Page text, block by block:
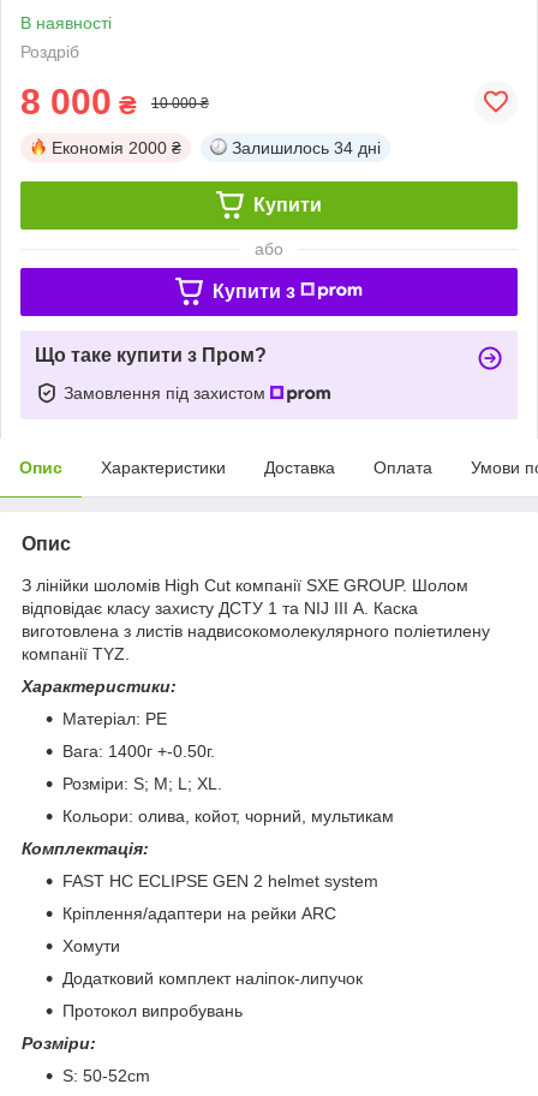
В наявності
Роздріб
8 000 ₴ 10 000 ₴
Економія 2000 ₴ Залишилось 34 дні
Купити
або
Купити з
Що таке купити з Пром?
Замовлення під захистом
Опис Характеристики Доставка Оплата Умови
Опис
З лінійки шоломів High Cut компанії SXE GROUP. Шолом
відповідає класу захисту ДСТУ 1 та NIJ III А. Каска
виготовлена з листів надвисокомолекулярного поліетилену
компанії TYZ.
Характеристики:
Матеріал: PE
Вага: 1400г +-0.50г.
Розміри: S; M; L; XL.
Кольори: олива, койот, чорний, мультикам
Комплектація:
FAST HC ECLIPSE GEN 2 helmet system
Кріплення/адаптери на рейки ARC
Хомути
Додатковий комплект наліпок-липучок
Протокол випробувань
Розміри:
S: 50-52cm